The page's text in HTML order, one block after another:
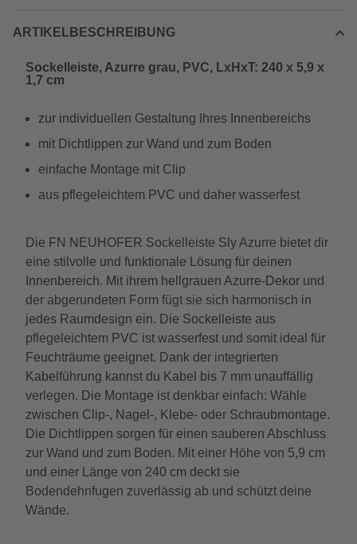
ARTIKELBESCHREIBUNG
Sockelleiste, Azurre grau, PVC, LxHxT: 240 x 5,9 x
1,7 cm
zur individuellen Gestaltung Ihres Innenbereichs
mit Dichtlippen zur Wand und zum Boden
einfache Montage mit Clip
aus pflegeleichtem PVC und daher wasserfest
Die FN NEUHOFER Sockelleiste Sly Azurre bietet dir
eine stilvolle und funktionale Lösung für deinen
Innenbereich. Mit ihrem hellgrauen Azurre-Dekor und
der abgerundeten Form fügt sie sich harmonisch in
jedes Raumdesign ein. Die Sockelleiste aus
pflegeleichtem PVC ist wasserfest und somit ideal für
Feuchträume geeignet. Dank der integrierten
Kabelführung kannst du Kabel bis 7 mm unauffällig
verlegen. Die Montage ist denkbar einfach: Wähle
zwischen Clip-, Nagel-, Klebe- oder Schraubmontage.
Die Dichtlippen sorgen für einen sauberen Abschluss
zur Wand und zum Boden. Mit einer Höhe von 5,9 cm
und einer Länge von 240 cm deckt sie
Bodendehnfugen zuverlässig ab und schützt deine
Wände.